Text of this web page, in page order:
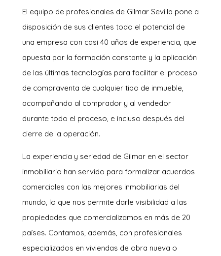
El equipo de profesionales de Gilmar Sevilla pone a
disposición de sus clientes todo el potencial de
una empresa con casi 40 años de experiencia, que
apuesta por la formación constante y la aplicación
de las últimas tecnologías para facilitar el proceso
de compraventa de cualquier tipo de inmueble,
acompañando al comprador y al vendedor
durante todo el proceso, e incluso después del
cierre de la operación.
La experiencia y seriedad de Gilmar en el sector
inmobiliario han servido para formalizar acuerdos
comerciales con las mejores inmobiliarias del
mundo, lo que nos permite darle visibilidad a las
propiedades que comercializamos en más de 20
países. Contamos, además, con profesionales
especializados en viviendas de obra nueva o